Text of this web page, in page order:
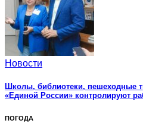
Новости
Школы, библиотеки, пешеходные
«Единой России» контролируют
ПОГОДА